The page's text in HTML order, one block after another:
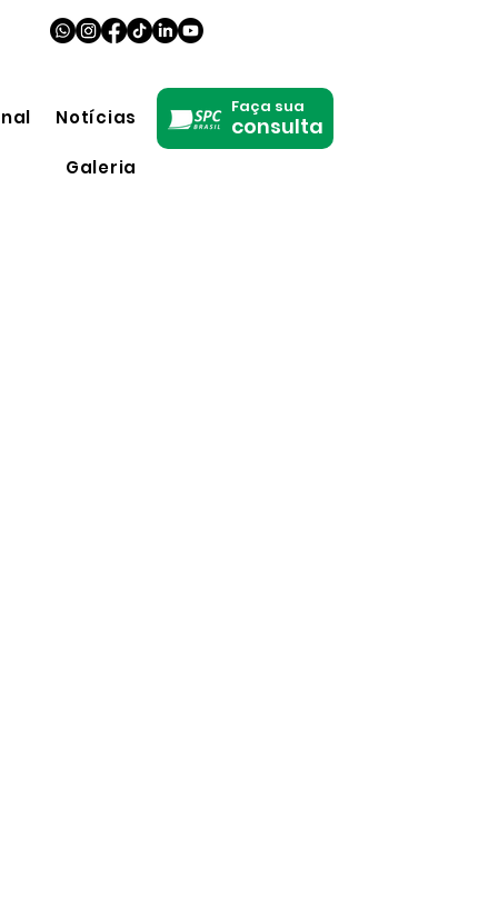
Notícias
Galeria
Faça sua
consulta